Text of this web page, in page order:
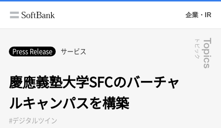
企業・IR
Press Release サービス
慶應義塾大学SFCのバーチャ
ルキャンパスを構築
#デジタルツイン
Topics
トピック